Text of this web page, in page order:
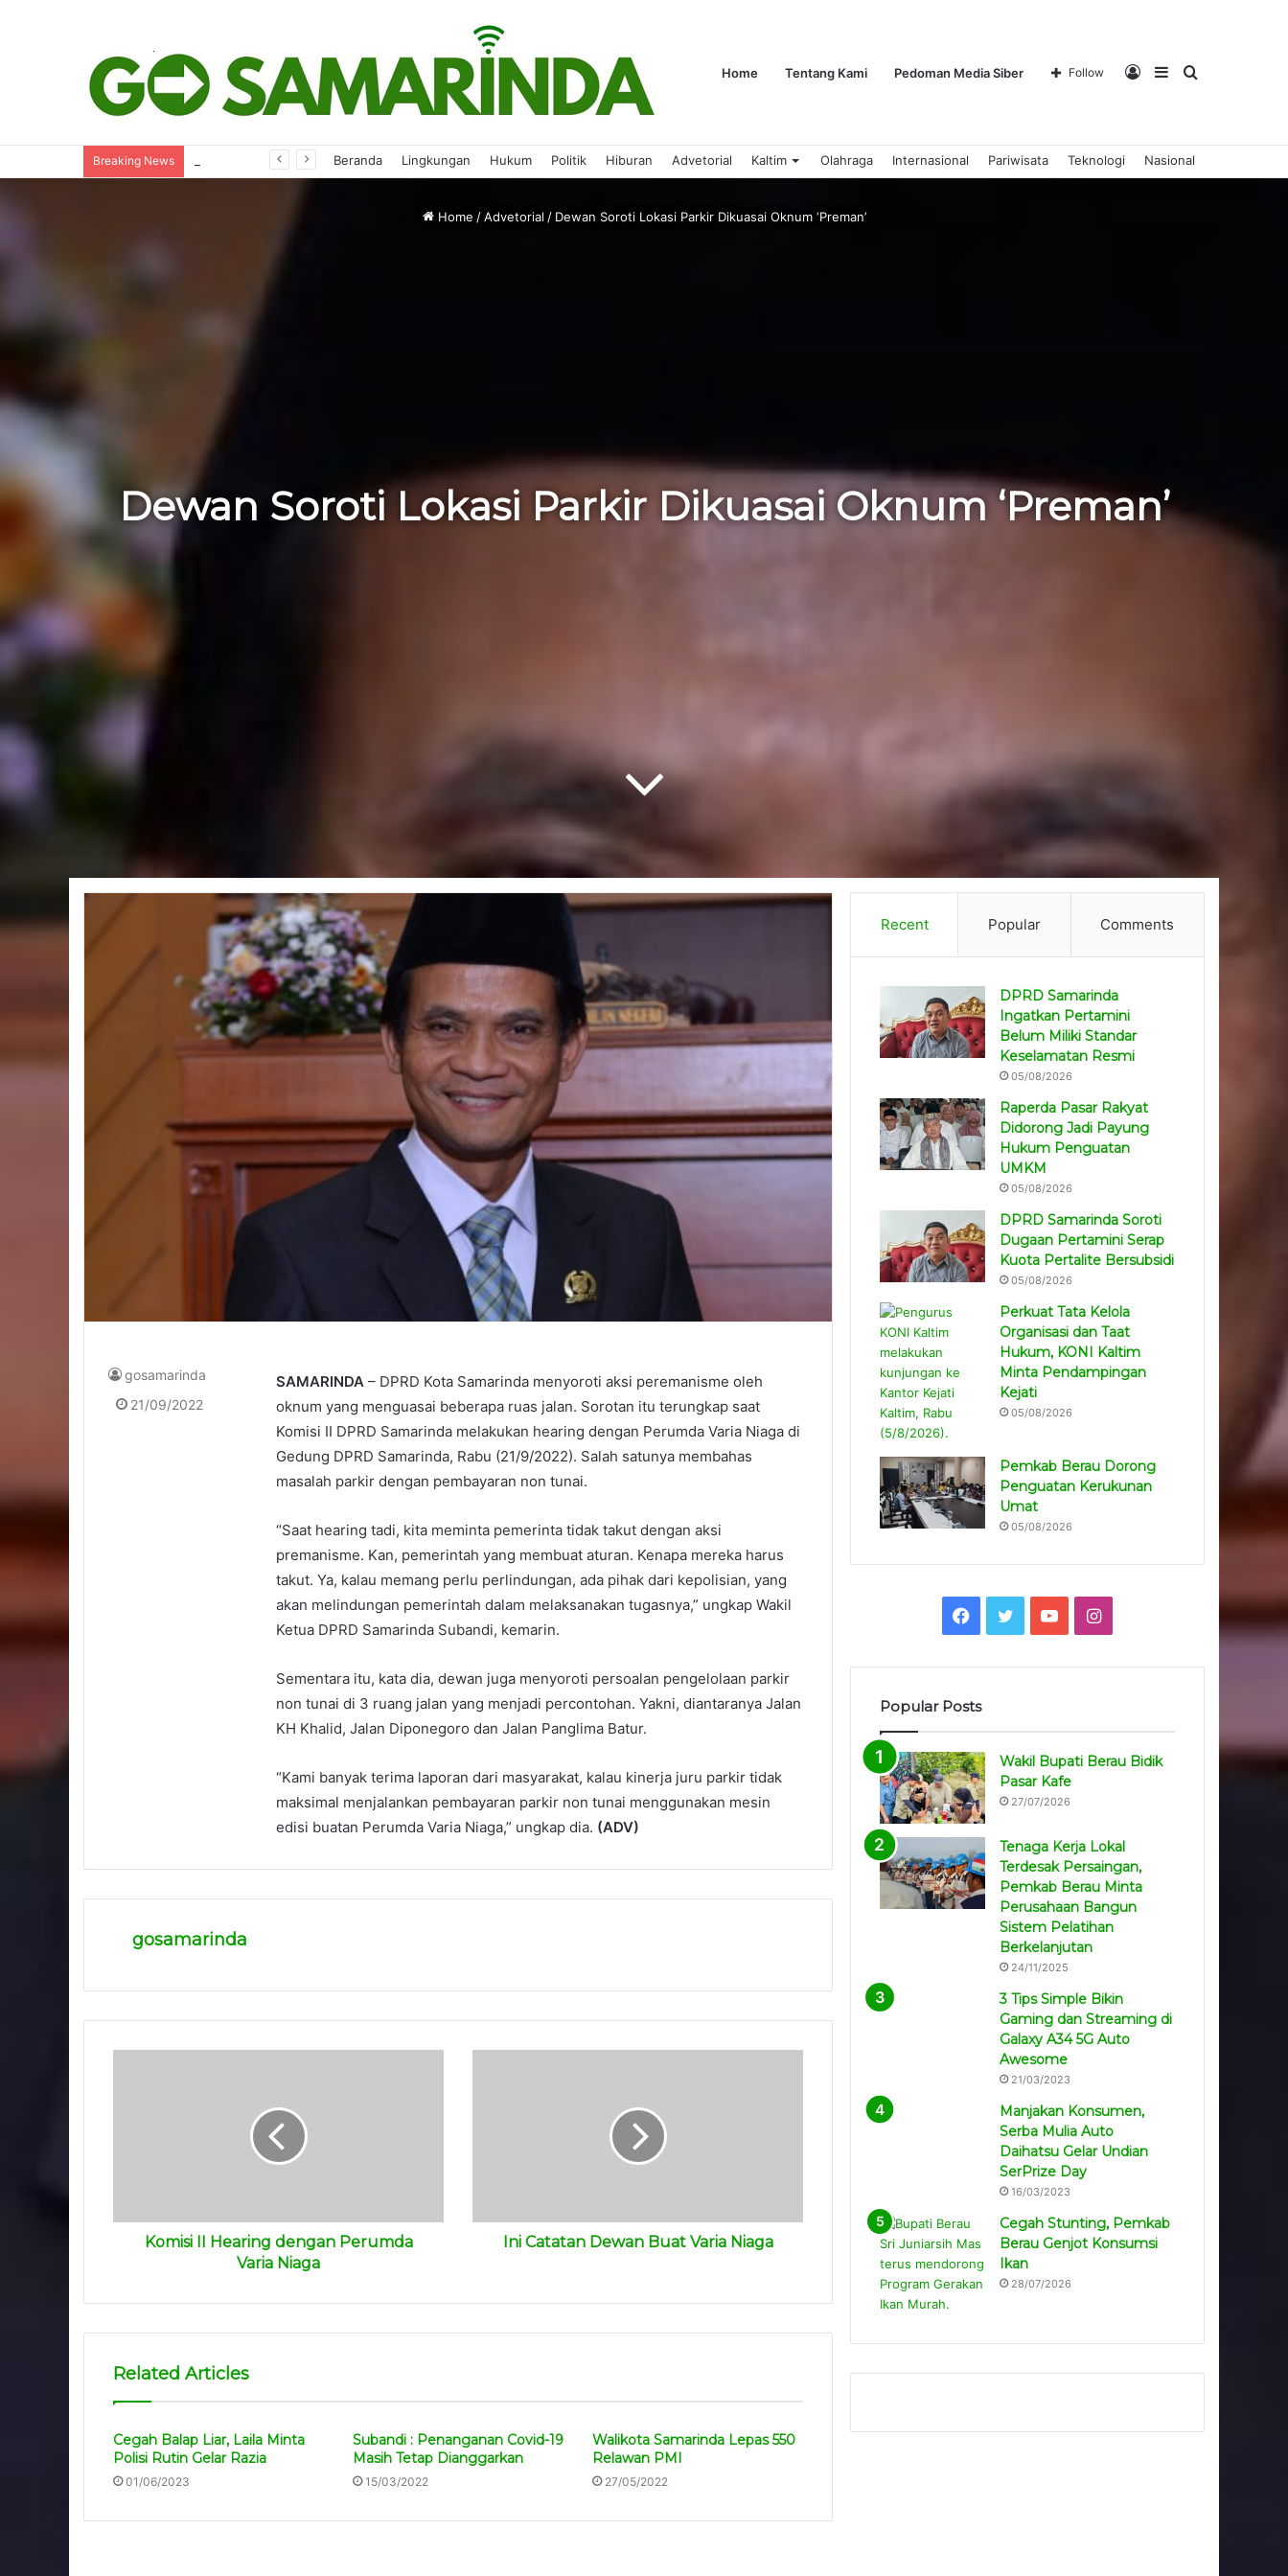
Home Tentang Kami Pedoman Media Siber Search
Sidebar
Log
Follow
Breaking News Beranda Lingkungan Hukum Politik Hiburan Advetorial Kaltim Olahraga Internasional Pariwisata Teknologi Nasional
Home / Advetorial / Dewan Soroti Lokasi Parkir Dikuasai Oknum ‘Preman’
Dewan Soroti Lokasi Parkir Dikuasai Oknum ‘Preman’
SAMARINDA – DPRD Kota Samarinda menyoroti aksi peremanisme oleh
oknum yang menguasai beberapa ruas jalan. Sorotan itu terungkap saat
Komisi II DPRD Samarinda melakukan hearing dengan Perumda Varia Niaga di
Gedung DPRD Samarinda, Rabu (21/9/2022). Salah satunya membahas
masalah parkir dengan pembayaran non tunai.
“Saat hearing tadi, kita meminta pemerinta tidak takut dengan aksi
premanisme. Kan, pemerintah yang membuat aturan. Kenapa mereka harus
takut. Ya, kalau memang perlu perlindungan, ada pihak dari kepolisian, yang
akan melindungan pemerintah dalam melaksanakan tugasnya,” ungkap Wakil
Ketua DPRD Samarinda Subandi, kemarin.
Sementara itu, kata dia, dewan juga menyoroti persoalan pengelolaan parkir
non tunai di 3 ruang jalan yang menjadi percontohan. Yakni, diantaranya Jalan
KH Khalid, Jalan Diponegoro dan Jalan Panglima Batur.
“Kami banyak terima laporan dari masyarakat, kalau kinerja juru parkir tidak
maksimal menjalankan pembayaran parkir non tunai menggunakan mesin
edisi buatan Perumda Varia Niaga,” ungkap dia. (ADV)
gosamarinda
21/09/2022
gosamarinda
Komisi II Hearing dengan Perumda
Varia Niaga
Ini Catatan Dewan Buat Varia Niaga
Related Articles
Cegah Balap Liar, Laila Minta
Polisi Rutin Gelar Razia
01/06/2023
Subandi : Penanganan Covid-19
Masih Tetap Dianggarkan
15/03/2022
Walikota Samarinda Lepas 550
Relawan PMI
27/05/2022
Recent Popular Comments
DPRD Samarinda
Ingatkan Pertamini
Belum Miliki Standar
Keselamatan Resmi
05/08/2026
Raperda Pasar Rakyat
Didorong Jadi Payung
Hukum Penguatan
UMKM
05/08/2026
DPRD Samarinda Soroti
Dugaan Pertamini Serap
Kuota Pertalite Bersubsidi
05/08/2026
Perkuat Tata Kelola
Organisasi dan Taat
Hukum, KONI Kaltim
Minta Pendampingan
Kejati
05/08/2026
Pemkab Berau Dorong
Penguatan Kerukunan
Umat
05/08/2026
Facebook
TwitterYouTubeInstagram
Popular Posts
Wakil Bupati Berau Bidik
Pasar Kafe
27/07/2026
Tenaga Kerja Lokal
Terdesak Persaingan,
Pemkab Berau Minta
Perusahaan Bangun
Sistem Pelatihan
Berkelanjutan
24/11/2025
3 Tips Simple Bikin
Gaming dan Streaming di
Galaxy A34 5G Auto
Awesome
21/03/2023
Manjakan Konsumen,
Serba Mulia Auto
Daihatsu Gelar Undian
SerPrize Day
16/03/2023
Cegah Stunting, Pemkab
Berau Genjot Konsumsi
Ikan
28/07/2026